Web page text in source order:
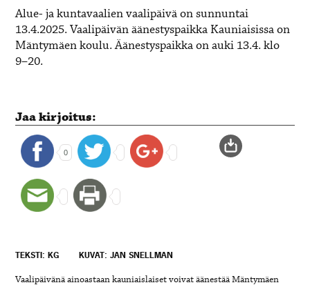
Alue- ja kuntavaalien vaalipäivä on sunnuntai
13.4.2025. Vaalipäivän äänestyspaikka Kauniaisissa on
Mäntymäen koulu. Äänestyspaikka on auki 13.4. klo
9–20.
Jaa kirjoitus:
0
TEKSTI: KG KUVAT: JAN SNELLMAN
Vaalipäivänä ainoastaan kauniaislaiset voivat äänestää Mäntymäen